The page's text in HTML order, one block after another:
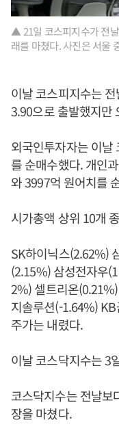
▲ 21일 코스피지수가 전
래를 마쳤다. 사진은 서울
이날 코스피지수는
3.90으로 출발했지만
외국인투자자는 이날
를 순매수했다. 개인
와 3997억 원어치를
시가총액 상위 10개
SK하이닉스(2.62%)
(2.15%) 삼성전자우
2%) 셀트리온
지솔루션(-1.64%)
주가는 내렸다.
이날 코스닥지수는 3
코스닥지수는 전날보
장을 마쳤다.